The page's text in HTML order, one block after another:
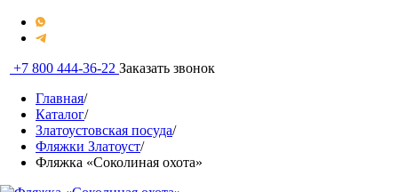
+7 800 444-36-22 Заказать звонок
Главная/
Каталог/
Златоустовская посуда/
Фляжки Златоуст/
Фляжка «Соколиная охота»